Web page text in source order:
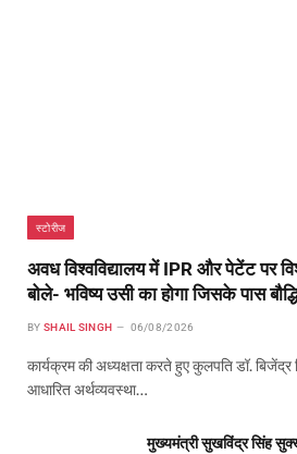
स्टोरीज
अवध विश्वविद्यालय में IPR और पेटेंट पर
बोले- भविष्य उसी का होगा जिसके पास
BY SHAIL SINGH 06/08/2026
कार्यक्रम की अध्यक्षता करते हुए कुलपति डॉ. बिजेंद्र
आधारित अर्थव्यवस्था…
मुख्यमंत्री सुखविंद्र सिंह